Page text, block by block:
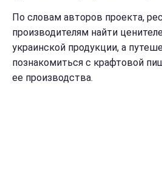
По словам авторов проекта,
производителям найти
украинской продукции, а
познакомиться с крафтовой
ее производства.